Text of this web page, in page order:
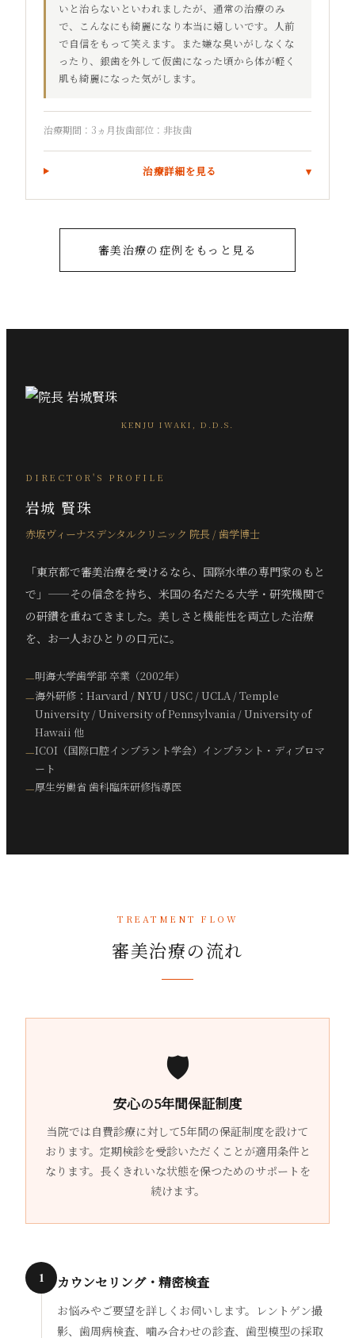
いと治らないといわれましたが、通常の治療のみ
で、こんなにも綺麗になり本当に嬉しいです。人前
で自信をもって笑えます。また嫌な臭いがしなくな
ったり、銀歯を外して仮歯になった頃から体が軽く
肌も綺麗になった気がします。
治療期間：3ヵ月抜歯部位：非抜歯
治療詳細を見る
審美治療の症例をもっと見る
KENJU IWAKI, D.D.S.
DIRECTOR'S PROFILE
岩城 賢珠
赤坂ヴィーナスデンタルクリニック 院長 / 歯学博士
「東京都で審美治療を受けるなら、国際水準の専門家のもと
で」——その信念を持ち、米国の名だたる大学・研究機関で
の研鑽を重ねてきました。美しさと機能性を両立した治療
を、お一人おひとりの口元に。
明海大学歯学部 卒業（2002年）
海外研修：Harvard / NYU / USC / UCLA / Temple
University / University of Pennsylvania / University of
Hawaii 他
ICOI（国際口腔インプラント学会）インプラント・ディプロマ
ート
厚生労働省 歯科臨床研修指導医
TREATMENT FLOW
審美治療の流れ
🛡
安心の5年間保証制度
当院では自費診療に対して5年間の保証制度を設けて
おります。定期検診を受診いただくことが適用条件と
なります。長くきれいな状態を保つためのサポートを
続けます。
1 カウンセリング・精密検査
お悩みやご要望を詳しくお伺いします。レントゲン撮
影、歯周病検査、噛み合わせの診査、歯型模型の採取